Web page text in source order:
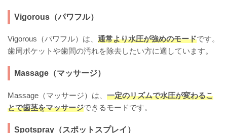
Vigorous（パワフル）
Vigorous（パワフル）は、 通常より水圧が強めのモードです。
歯周ポケットや歯間の汚れを除去したい方に適しています。
Massage（マッサージ）
Massage（マッサージ）は、 一定のリズムで水圧が変わるこ
とで歯茎をマッサージできるモードです。
Spotspray（スポットスプレイ）